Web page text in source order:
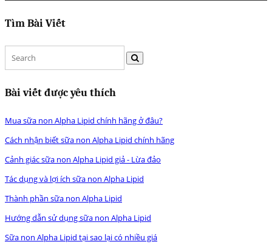
Tìm Bài Viết
Bài viết được yêu thích
Mua sữa non Alpha Lipid chính hãng ở đâu?
Cách nhận biết sữa non Alpha Lipid chính hãng
Cảnh giác sữa non Alpha Lipid giả - Lừa đảo
Tác dụng và lợi ích sữa non Alpha Lipid
Thành phần sữa non Alpha Lipid
Hướng dẫn sử dụng sữa non Alpha Lipid
Sữa non Alpha Lipid tại sao lại có nhiều giá